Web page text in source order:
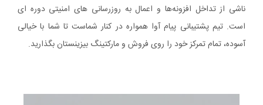
ناشی از تداخل افزونه‌ها و اعمال به‌ روزرسانی‌ های امنیتی دوره ای
است. تیم پشتیبانی پیام آوا همواره در کنار شماست تا شما با خیالی
آسوده، تمام تمرکز خود را روی فروش و مارکتینگ بیزینستان بگذارید.